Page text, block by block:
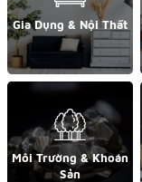
Gia Dụng & Nội Thất
Môi Trường & Khoán
Sản